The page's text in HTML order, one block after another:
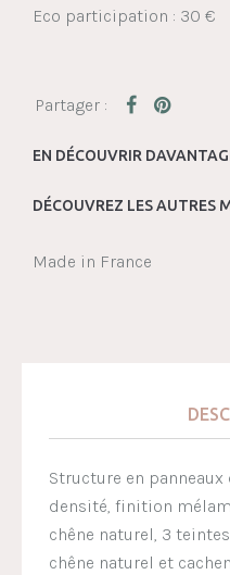
Eco participation : 30 €
EN DÉCOUVRIR
DÉCOUVREZ LES AUTRES
Made in France
Structure en
densité, finition
chêne naturel, 3
chêne naturel et